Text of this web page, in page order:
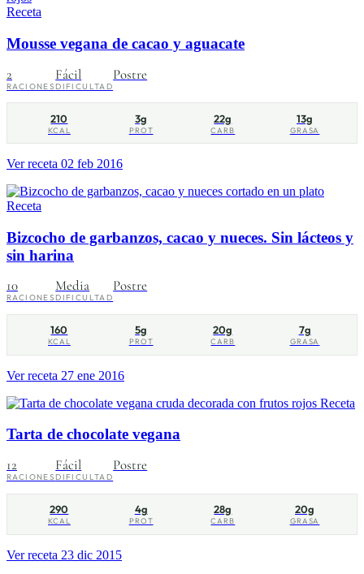
Receta
Mousse vegana de cacao y aguacate
2
RACIONES
Fácil
DIFICULTAD
Postre
210
KCAL
3g
PROT
22g
CARB
13g
GRASA
Ver receta 02 feb 2016
Receta
Bizcocho de garbanzos, cacao y nueces. Sin lácteos y
sin harina
10
RACIONES
Media
DIFICULTAD
Postre
160
KCAL
5g
PROT
20g
CARB
7g
GRASA
Ver receta 27 ene 2016
Receta
Tarta de chocolate vegana
12
RACIONES
Fácil
DIFICULTAD
Postre
290
KCAL
4g
PROT
28g
CARB
20g
GRASA
Ver receta 23 dic 2015